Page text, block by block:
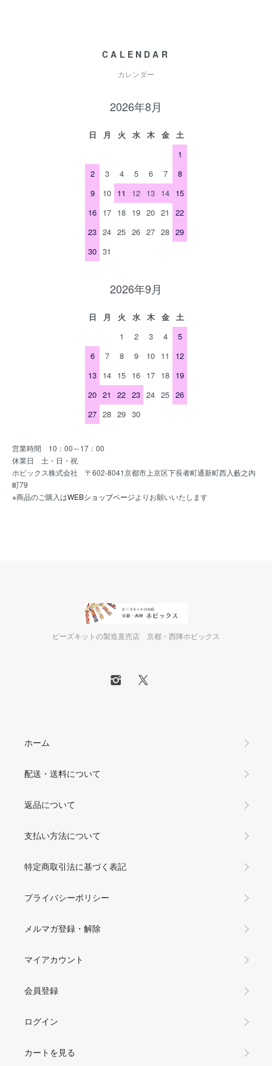
CALENDAR
カレンダー
2026年8月
日 月 火 水 木 金
土
1
2
3 4 5 6 7
8
9
10 11 12 13 14 15
16 17 18 19 20 21
22
23 24 25 26 27 28 29
30 31
2026年9月
日 月 火 水 木 金
土
1
2 3 4
5
6
7 8 9 10 11
12
13 14 15 16 17 18 19
20 21 22 23 24 25 26
27 28 29 30
営業時間 10：00～17：00
休業日 土・日・祝
ホビックス株式会社 〒602-8041京都市上京区下長者町通新町西入藪之内
町79
※商品のご購入はWEBショップページよりお願いいたします
ビーズキットの製造直売店 京都・西陣ホビックス
ホーム
配送・送料について
返品について
支払い方法について
特定商取引法に基づく表記
プライバシーポリシー
メルマガ登録・解除
マイアカウント
会員登録
ログイン
カートを見る